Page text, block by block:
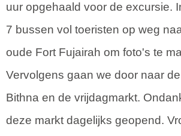
uur opgehaald voor de excursie.
7 bussen vol toeristen op weg
oude Fort Fujairah om foto's te
Vervolgens gaan we door naar
Bithna en de vrijdagmarkt.
deze markt dagelijks geopend.